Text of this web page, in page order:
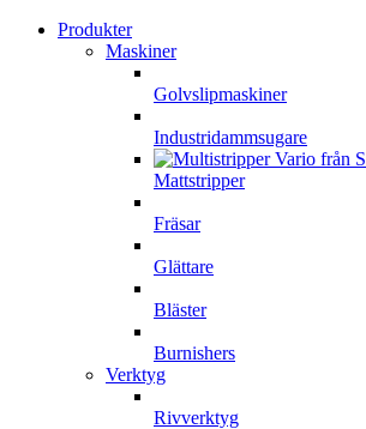
Produkter
Maskiner
Golvslipmaskiner
Industridammsugare
Mattstripper
Fräsar
Glättare
Bläster
Burnishers
Verktyg
Rivverktyg